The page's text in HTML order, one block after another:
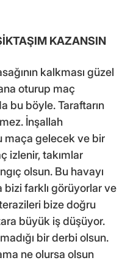
KAZANSIN
kalkması güzel
oturup maç
bu böyle. Taraftarın
İnşallah
maça gelecek ve bir
izlenir, takımlar
olsun. Bu havayı
bizi farklı görüyorlar ve
bize doğru
büyük iş düşüyor.
bir derbi olsun.
ne olursa olsun